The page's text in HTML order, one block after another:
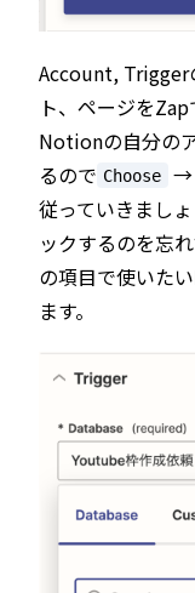
Account, Trigger
ト、ページを
Notionの自分の
るので Choose →
従っていきまし
ックするのを忘
の項目で使いた
ます。